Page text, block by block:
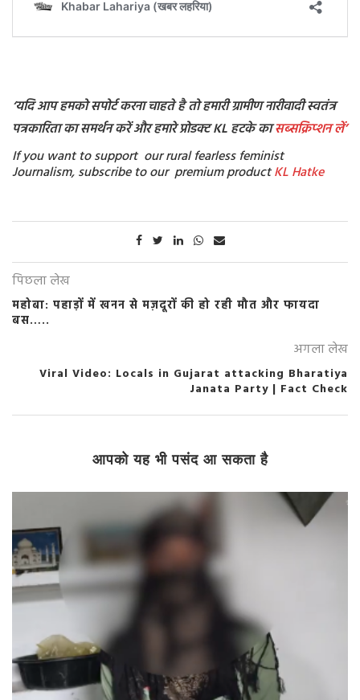
‘यदि आप हमको सपोर्ट करना चाहते है तो हमारी ग्रामीण नारीवादी स्वतंत्र
पत्रकारिता का समर्थन करें और हमारे प्रोडक्ट KL हटके कासब्सक्रिप्शनलें’
If you want to support our rural fearless feminist
Journalism, subscribe to our premium productKL Hatke
पिछला लेख
महोबा: पहाड़ों में खनन से मज़दूरों की हो रही मौत और फायदा
बस…..
अगला लेख
Viral Video: Locals in Gujarat attacking Bharatiya
Janata Party | Fact Check
आपको यह भी पसंद आ सकता है